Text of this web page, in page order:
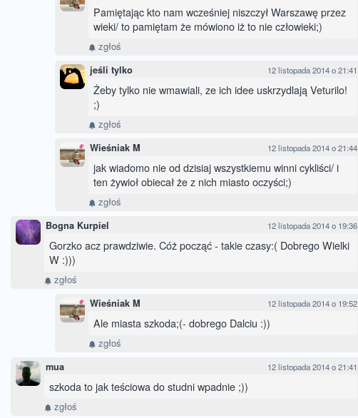
Pamiętając kto nam wcześniej niszczył Warszawę przez
wieki/ to pamiętam że mówiono iż to nie człowieki;)
zgłoś
jeśli tylko 12 listopada 2014 o 21:41
Żeby tylko nie wmawiali, ze ich idee uskrzydlają Veturilo!
;)
zgłoś
Wieśniak M 12 listopada 2014 o 21:44
jak wiadomo nie od dzisiaj wszystkiemu winni cykliści/ i
ten żywioł obiecał że z nich miasto oczyści;)
zgłoś
Bogna Kurpiel 12 listopada 2014 o 19:36
Gorzko acz prawdziwie. Cóż począć - takie czasy:( Dobrego Wielki
W :)))
zgłoś
Wieśniak M 12 listopada 2014 o 19:52
Ale miasta szkoda;(- dobrego Dalciu :))
zgłoś
mua 12 listopada 2014 o 21:41
szkoda to jak teściowa do studni wpadnie ;))
zgłoś